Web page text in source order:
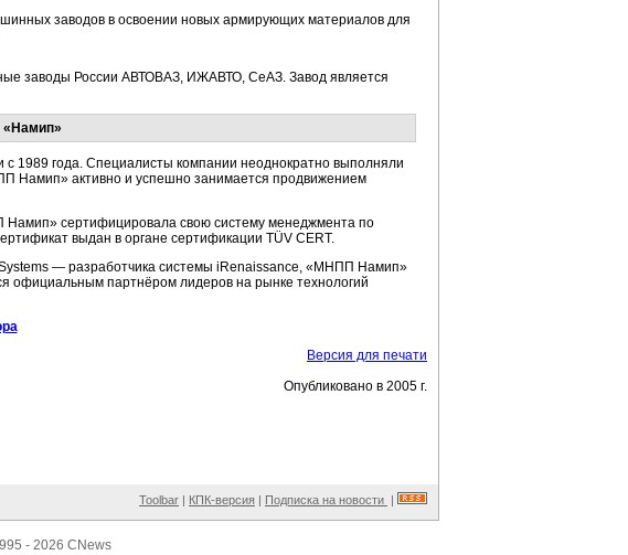
заводов в освоении новых армирующих материалов для
заводы России АВТОВАЗ, ИЖАВТО, СеАЗ. Завод является
1989 года. Специалисты компании неоднократно выполняли
Намип» активно и успешно занимается продвижением
Намип» сертифицировала свою систему менеджмента по
выдан в органе сертификации TÜV CERT.
— разработчика системы iRenaissance, «МНПП Намип»
официальным партнёром лидеров на рынке технологий
Версия для печати
Опубликовано в 2005 г.
Toolbar | КПК-версия | Подписка на новости |
- 2026 CNews